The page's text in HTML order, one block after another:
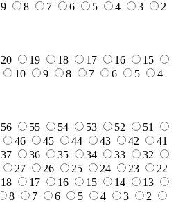
9 8 7 6 5 4 3
2
20 19 18 17 16
15
10 9 8 7 6 5
4
56 55 54 53 52
51
46 45 44 43 42
41
37 36 35 34 33
32
27 26 25 24 23
22
18 17 16 15 14
13
8 7 6 5 4 3
2